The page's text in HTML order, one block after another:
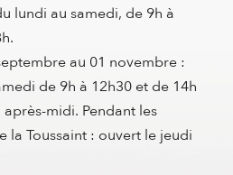
lundi au samedi, de 9h à
au 01 novembre :
de 9h à 12h30 et de 14h
midi. Pendant les
la Toussaint : ouvert le jeudi